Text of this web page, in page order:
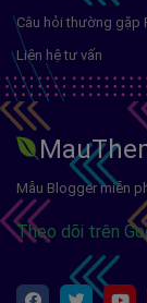
Câu hỏi thường gặp
Liên hệ tư vấn
Mẫu Blogger miễn
Theo dõi trên